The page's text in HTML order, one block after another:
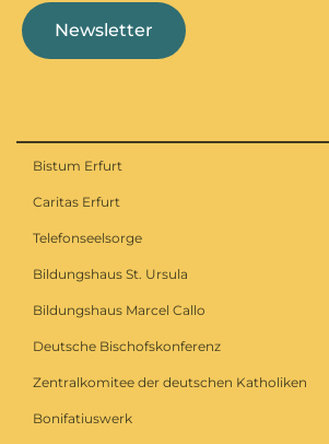
Newsletter
Bistum Erfurt
Caritas Erfurt
Telefonseelsorge
Bildungshaus St. Ursula
Bildungshaus Marcel Callo
Deutsche Bischofskonferenz
Zentralkomitee der deutschen Katholiken
Bonifatiuswerk